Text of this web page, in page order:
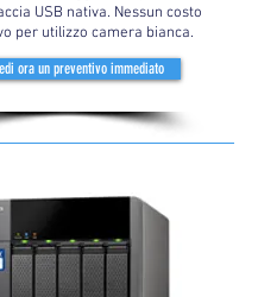
USB nativa. Nessun costo
per utilizzo camera bianca.
ora un preventivo immediato